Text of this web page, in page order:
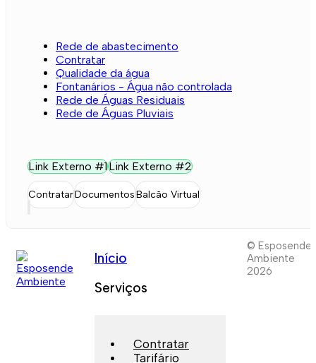
Rede de abastecimento
Contratar
Qualidade da água
Fontanários - Água não controlada
Rede de Águas Residuais
Rede de Águas Pluviais
Link Externo #1Link Externo #2
ContratarDocumentosBalcão Virtual
Início
Serviços
Contratar
Tarifário
© Esposende
Ambiente
2026